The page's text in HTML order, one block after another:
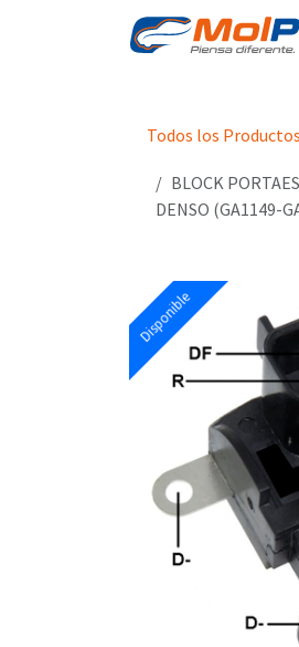
Todos los Productos
BLOCK
DENSO (GA1149-
Disponible
Disponible